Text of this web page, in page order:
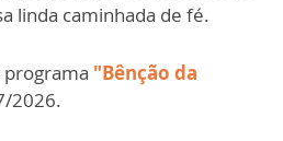
linda caminhada de fé.
"Bênção da
2026.